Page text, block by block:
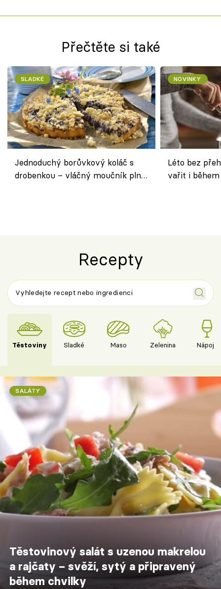
Přečtěte si také
SLADKÉ
Jednoduchý borůvkový koláč s
drobenkou – vláčný moučník plný
NOVINKY
Léto bez
vařit i
Recepty
Těstoviny Sladké Maso Zelenina Nápoje
SALÁTY
Těstovinový salát s uzenou makrelou
a rajčaty – svěží, sytý a připravený
během chvilky